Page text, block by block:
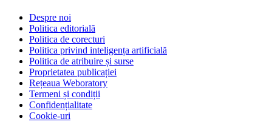
Despre noi
Politica editorială
Politica de corecturi
Politica privind inteligența artificială
Politica de atribuire și surse
Proprietatea publicației
Rețeaua Weboratory
Termeni și condiții
Confidențialitate
Cookie-uri